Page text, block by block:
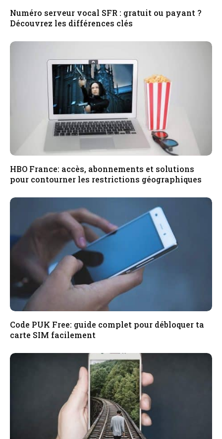
Numéro serveur vocal SFR : gratuit ou payant ?
Découvrez les différences clés
HBO France: accès, abonnements et solutions
pour contourner les restrictions géographiques
Code PUK Free: guide complet pour débloquer ta
carte SIM facilement